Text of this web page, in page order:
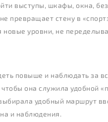
выступы, шкафы, окна,
превращает стену в
уровни, не
повыше и наблюдать за
она служила удобной
удобный маршрут
и наблюдения.